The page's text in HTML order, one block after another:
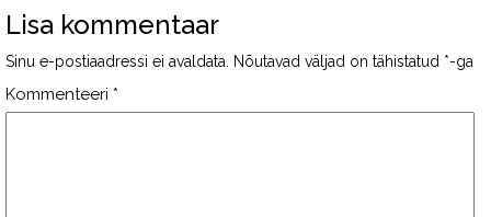
Lisa kommentaar
Sinu e-postiaadressi ei avaldata. Nõutavad väljad on tähistatud *-ga
Kommenteeri *